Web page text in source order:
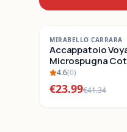
- 42%
SALDI
MIRABELLO CARRARA
Accappatoio Voyage
Microspugna
4.6(0)
€23.99€41.34